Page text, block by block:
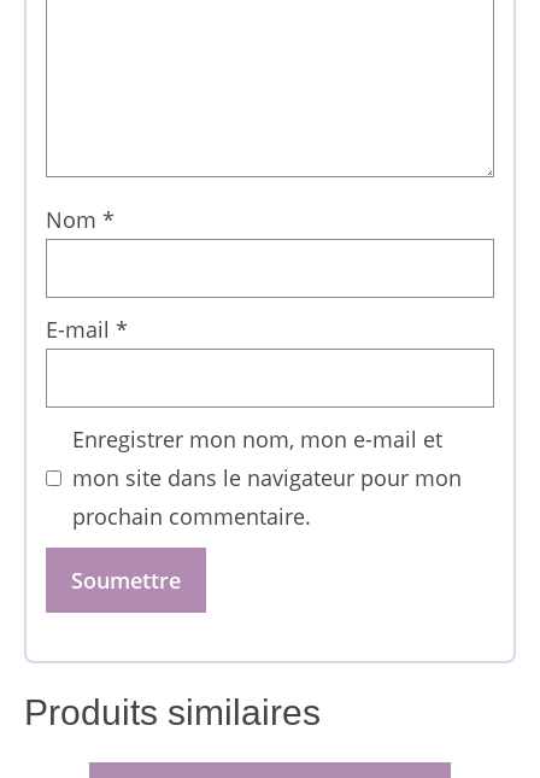
Nom *
E-mail *
Enregistrer mon nom, mon e-mail et
mon site dans le navigateur pour mon
prochain commentaire.
Produits similaires